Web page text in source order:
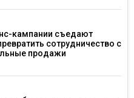
кампании съедают
сотрудничество с
продажи